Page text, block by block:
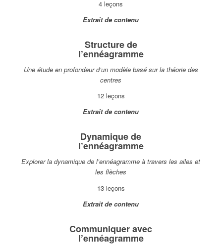
4 leçons
Extrait de contenu
Structure de
l’ennéagramme
Une étude en profondeur d’un modèle basé sur la théorie des
centres
12 leçons
Extrait de contenu
Dynamique de
l’ennéagramme
Explorer la dynamique de l’ennéagramme à travers les ailes et
les flèches
13 leçons
Extrait de contenu
Communiquer avec
l’ennéagramme